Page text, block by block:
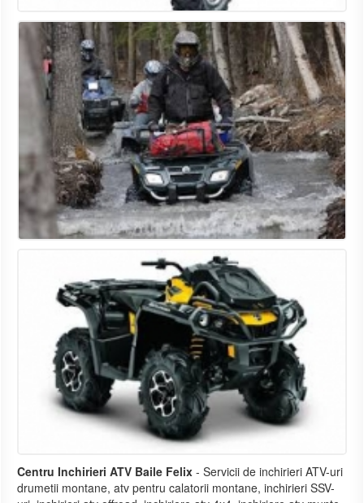
Centru Inchirieri ATV Baile Felix - Servicii de inchirieri ATV-uri
drumetii montane, atv pentru calatorii montane, inchirieri SSV-